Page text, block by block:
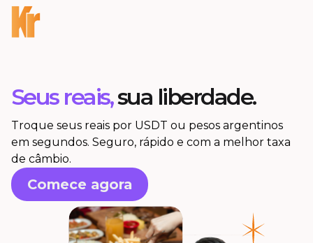
Seus reais,sua liberdade.
Troque seus reais por USDT ou pesos argentinos
em segundos. Seguro, rápido e com a melhor taxa
de câmbio.
Comece agora